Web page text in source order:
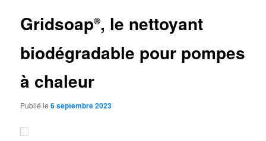
Gridsoap®, le nettoyant
biodégradable pour pompes
à chaleur
Publié le6 septembre 2023